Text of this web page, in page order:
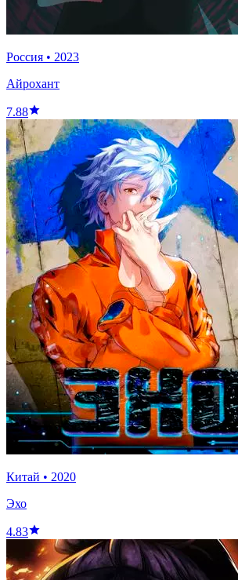
Россия • 2023
Айрохант
7.88
Китай • 2020
Эхо
4.83